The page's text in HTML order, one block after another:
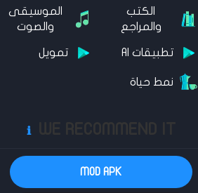
الكتب
والمراجع
الموسيقى
والصوت
تطبيقات AI تمويل
نمط حياة
ℹ️
MOD APK